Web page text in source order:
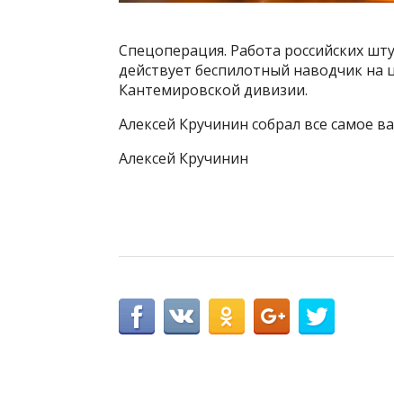
Спецоперация. Работа российских
действует беспилотный наводчик на
Кантемировской дивизии.
Алексей Кручинин собрал все самое
Алексей Кручинин